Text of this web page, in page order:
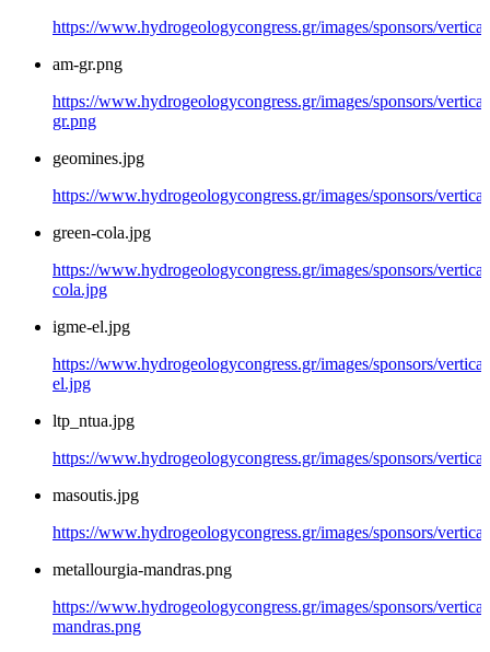
https://www.hydrogeologycongress.gr/images/sponsors/
am-gr.png
https://www.hydrogeologycongress.gr/images/sponsors/
gr.png
geomines.jpg
https://www.hydrogeologycongress.gr/images/sponsors/
green-cola.jpg
https://www.hydrogeologycongress.gr/images/sponsors/
cola.jpg
igme-el.jpg
https://www.hydrogeologycongress.gr/images/sponsors/
el.jpg
ltp_ntua.jpg
https://www.hydrogeologycongress.gr/images/sponsors/
masoutis.jpg
https://www.hydrogeologycongress.gr/images/sponsors/
metallourgia-mandras.png
https://www.hydrogeologycongress.gr/images/sponsors/
mandras.png